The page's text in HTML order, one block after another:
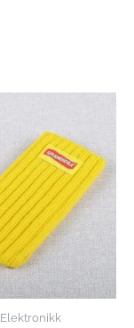
Elektronikk